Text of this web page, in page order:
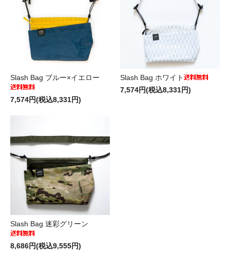
Slash Bag ブルー×イエロー
7,574円(税込8,331円)
Slash Bag ホワイト
7,574円(税込8,331円)
Slash Bag 迷彩グリーン
8,686円(税込9,555円)